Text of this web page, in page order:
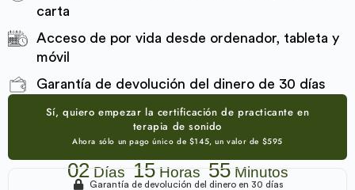
carta
Acceso de por vida desde ordenador, tableta y
móvil
Garantía de devolución del dinero de 30 días
Sí, quiero empezar la certificación de practicante en
terapia de sonido
Ahora sólo un pago único de $145, un valor de $595
02 Días 15 Horas 55 Minutos
Garantía de devolución del dinero en 30 días